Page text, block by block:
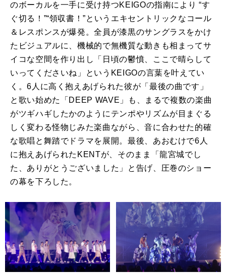
のボーカルを一手に受け持つKEIGOの指南により “す
ぐ切る！”“領収書！”というエキセントリックなコール
＆レスポンスが爆発。全員が漆黒のサングラスをかけ
たビジュアルに、機械的で無機質な動きも相まってサ
イコな空間を作り出し「日頃の鬱憤、ここで晴らして
いってくださいね」という KEIGOの言葉を叶えてい
く。6 人に高く抱えあげられた彼が「最後の曲です」
と歌い始めた「 DEEP WAVE 」も、まるで複数の楽曲
がツギハギしたかのようにテンポやリズムが目まぐる
しく変わる怪物じみた楽曲ながら、音に合わせた的確
な歌唱と舞踏でドラマを展開。最後、あおむけで6 人
に抱えあげられた KENTが、そのまま「龍宮城でし
た、ありがとうございました」と告げ、圧巻のショー
の幕を下ろした。